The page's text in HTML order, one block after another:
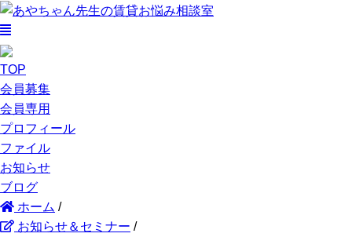
TOP
会員募集
会員専用
プロフィール
ファイル
お知らせ
ブログ
ホーム /
お知らせ＆セミナー /